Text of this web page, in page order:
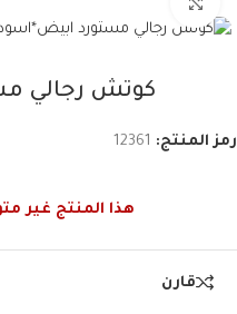
كوتش رجالي
رمز المنتج: 12361
هذا المنتج غير
قارن